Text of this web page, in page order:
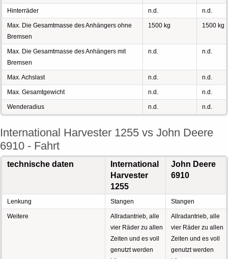
Hinterräder n.d. n.d.
Max. Die Gesamtmasse des Anhängers ohne
Bremsen
1500 kg 1500 kg
Max. Die Gesamtmasse des Anhängers mit
Bremsen
n.d. n.d.
Max. Achslast n.d. n.d.
Max. Gesamtgewicht n.d. n.d.
Wenderadius n.d. n.d.
International Harvester 1255 vs John Deere
6910 - Fahrt
technische daten
International
Harvester
1255
John Deere
6910
Lenkung Stangen Stangen
Weitere
Allradantrieb, alle
vier Räder zu allen
Zeiten und es voll
genutzt werden
Allradantrieb, alle
vier Räder zu allen
Zeiten und es voll
genutzt werden